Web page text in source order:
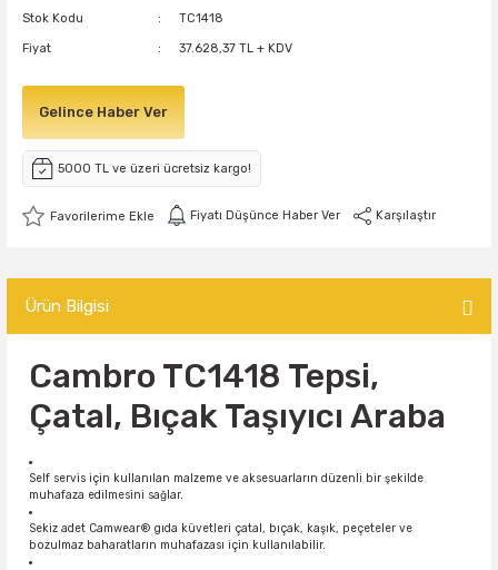
Stok Kodu TC1418
Fiyat 37.628,37 TL + KDV
Gelince Haber Ver
5000 TL ve üzeri ücretsiz kargo!
Fiyatı Düşünce Haber Ver Karşılaştır
Ürün Bilgisi
Cambro TC1418 Tepsi,
Çatal, Bıçak Taşıyıcı Araba
Self servis için kullanılan malzeme ve aksesuarların düzenli bir şekilde
muhafaza edilmesini sağlar.
Sekiz adet Camwear® gıda küvetleri çatal, bıçak, kaşık, peçeteler ve
bozulmaz baharatların muhafazası için kullanılabilir.